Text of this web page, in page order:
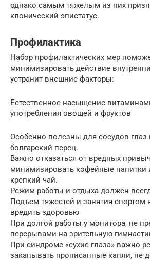
однако самым тяжелым из них
клонический эпистатус.
Профилактика
Набор профилактических мер
минимизировать действие
устранит внешние факторы:
Естественное насыщение
употребления овощей и фруктов
Особенно полезны для сосудов глаз
болгарский перец.
Важно отказаться от вредных
минимизировать кофейные напитки
крепкий чай.
Режим работы и отдыха должен
Подъем тяжестей и занятия
вредить здоровью
При долгой работы у монитора, не
перерывами на зрительную
При синдроме «сухие глаза» важно
закапывать прописанные капли, не